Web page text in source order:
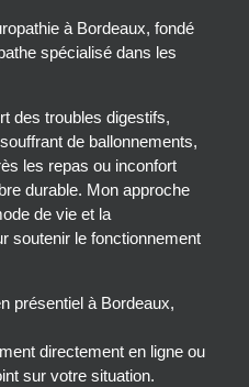
à Bordeaux, fondé
spécialisé dans les
des troubles digestifs,
de ballonnements,
les repas ou inconfort
durable. Mon approche
de vie et la
soutenir le fonctionnement
présentiel à Bordeaux,
directement en ligne ou
sur votre situation.